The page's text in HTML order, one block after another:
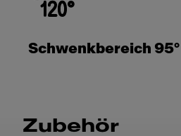
Schwenkbereich 95°
Zubehör